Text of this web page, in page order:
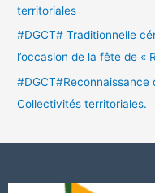
territoriales
#DGCT# Traditionnelle
l’occasion de la fête de «
Collectivités territoriales.